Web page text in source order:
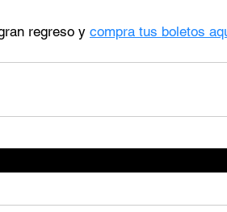
regreso y compra tus boletos